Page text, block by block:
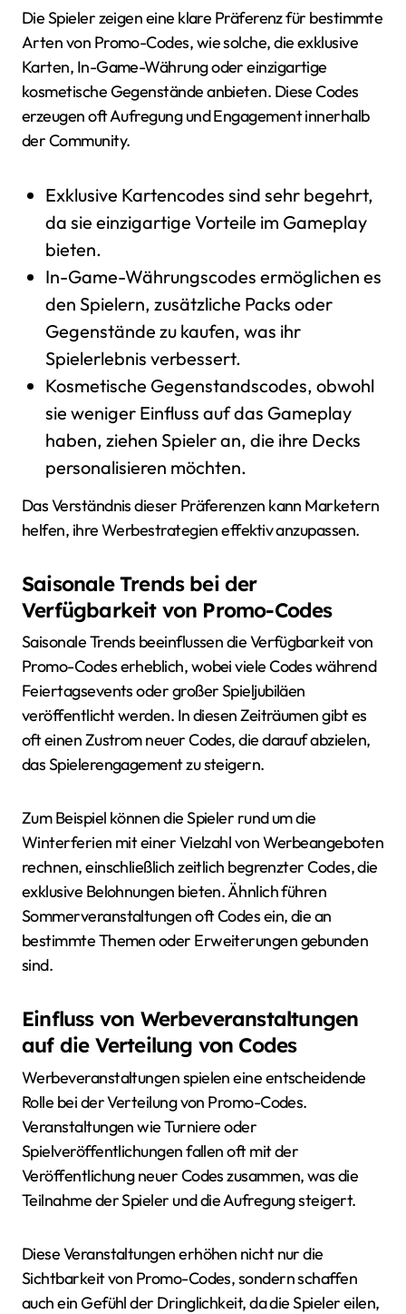
Die Spieler zeigen eine klare Präferenz für bestimmte
Arten von Promo-Codes, wie solche, die exklusive
Karten, In-Game-Währung oder einzigartige
kosmetische Gegenstände anbieten. Diese Codes
erzeugen oft Aufregung und Engagement innerhalb
der Community.
Exklusive Kartencodes sind sehr begehrt,
da sie einzigartige Vorteile im Gameplay
bieten.
In-Game-Währungscodes ermöglichen es
den Spielern, zusätzliche Packs oder
Gegenstände zu kaufen, was ihr
Spielerlebnis verbessert.
Kosmetische Gegenstandscodes, obwohl
sie weniger Einfluss auf das Gameplay
haben, ziehen Spieler an, die ihre Decks
personalisieren möchten.
Das Verständnis dieser Präferenzen kann Marketern
helfen, ihre Werbestrategien effektiv anzupassen.
Saisonale Trends bei der
Verfügbarkeit von Promo-Codes
Saisonale Trends beeinflussen die Verfügbarkeit von
Promo-Codes erheblich, wobei viele Codes während
Feiertagsevents oder großer Spieljubiläen
veröffentlicht werden. In diesen Zeiträumen gibt es
oft einen Zustrom neuer Codes, die darauf abzielen,
das Spielerengagement zu steigern.
Zum Beispiel können die Spieler rund um die
Winterferien mit einer Vielzahl von Werbeangeboten
rechnen, einschließlich zeitlich begrenzter Codes, die
exklusive Belohnungen bieten. Ähnlich führen
Sommerveranstaltungen oft Codes ein, die an
bestimmte Themen oder Erweiterungen gebunden
sind.
Einfluss von Werbeveranstaltungen
auf die Verteilung von Codes
Werbeveranstaltungen spielen eine entscheidende
Rolle bei der Verteilung von Promo-Codes.
Veranstaltungen wie Turniere oder
Spielveröffentlichungen fallen oft mit der
Veröffentlichung neuer Codes zusammen, was die
Teilnahme der Spieler und die Aufregung steigert.
Diese Veranstaltungen erhöhen nicht nur die
Sichtbarkeit von Promo-Codes, sondern schaffen
auch ein Gefühl der Dringlichkeit, da die Spieler eilen,